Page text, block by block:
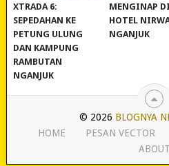
XTRADA 6:
SEPEDAHAN KE
PETUNG ULUNG
DAN KAMPUNG
RAMBUTAN
NGANJUK
MENGINAP DI
HOTEL
NGANJUK
© 2026 BLOGNYA
HOME
PESAN VECTOR